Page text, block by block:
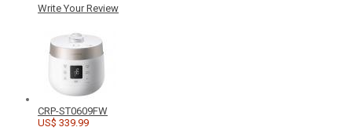
Write Your Review
CRP-ST0609FW
US$ 339.99